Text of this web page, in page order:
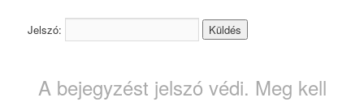
Jelszó:
A bejegyzést jelszó védi. Meg kell